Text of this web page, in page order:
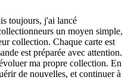
toujours, j'ai lancé
un moyen simple,
collection. Chaque carte est
est préparée avec attention.
ma propre collection. En
de nouvelles, et continuer à